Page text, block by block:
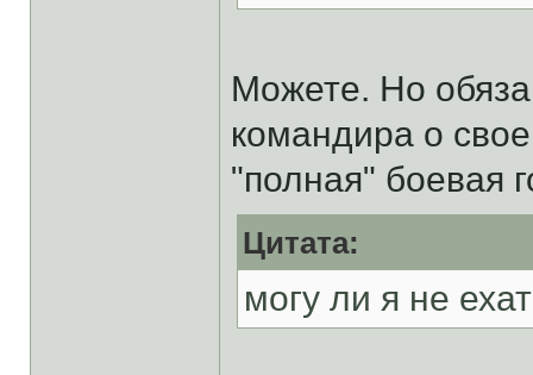
Можете. Но
командира о
"полная" боевая
Цитата:
могу ли я не